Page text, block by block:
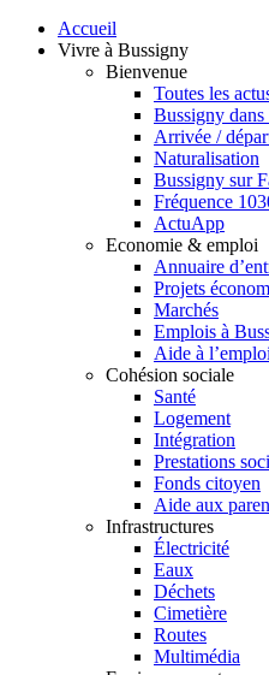
Accueil
Vivre à Bussigny
Bienvenue
Toutes les
Bussigny
Arrivée /
Naturalisation
Bussigny sur
Fréquence
ActuApp
Economie & emploi
Annuaire
Projets
Marchés
Emplois à
Aide à
Cohésion sociale
Santé
Logement
Intégration
Prestations
Fonds citoyen
Aide aux
Infrastructures
Électricité
Eaux
Déchets
Cimetière
Routes
Multimédia